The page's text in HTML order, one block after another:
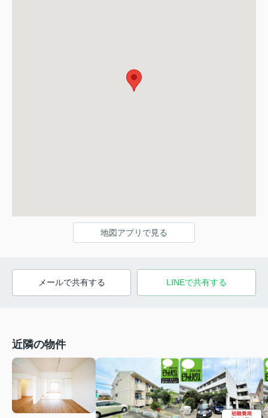
地図アプリで見る
メールで共有する LINEで共有する
近隣の物件